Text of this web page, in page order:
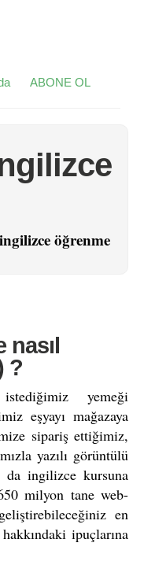
ABONE OL
öğrenme
nasıl
?
yemeği
eşyayı mağazaya
sipariş ettiğimiz,
yazılı görüntülü
da ingilizce kursuna
milyon tane web-
en
ipuçlarına